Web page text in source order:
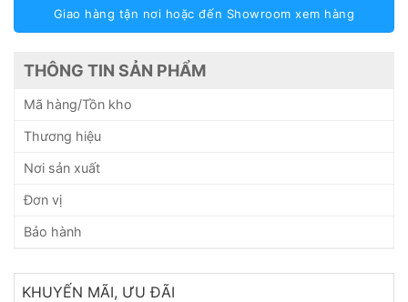
Giao hàng tận nơi hoặc đến Showroom xem hàng
THÔNG TIN SẢN PHẨM
Mã hàng/Tồn kho
Thương hiệu
Nơi sản xuất
Đơn vị
Bảo hành
KHUYẾN MÃI, ƯU ĐÃI